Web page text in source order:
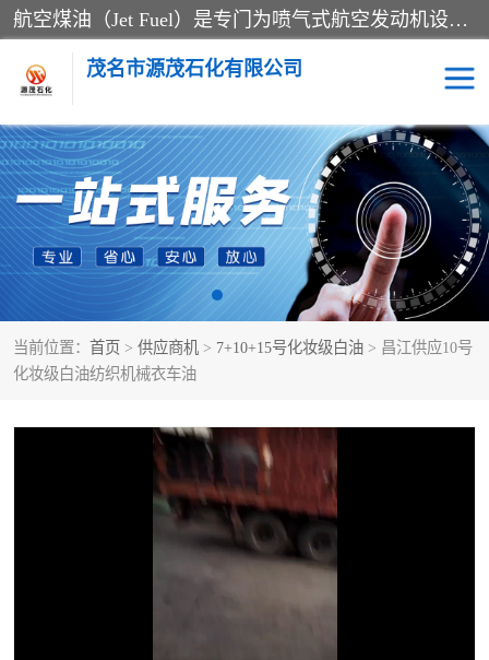
航空煤油（Jet Fuel）是专门为喷气式航空发动机设计的高纯度燃料，主要分为Jet A、Jet A-1和Jet B等类型。其特点是闪点高、低温流动性好，并添加了抗静电剂和抗氧化剂以确保飞行安全。航空煤油需
茂名市源茂石化有限公司
当前位置： 首页 > 供应商机 > 7+10+15号化妆级白油 > 昌江供应10号
化妆级白油纺织机械衣车油
RP3航空煤油 D20+D30溶剂油
D40+D60溶剂油 D80+D100溶剂油
6号+120号溶剂油 260号溶剂油
异构烷烃 天然乳胶
26+32号化妆级白油 46+68号化妆级白油